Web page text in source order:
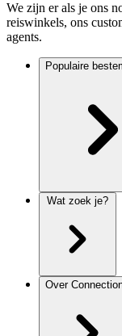
We zijn er als je ons
reiswinkels, ons
agents.
Populaire
Over